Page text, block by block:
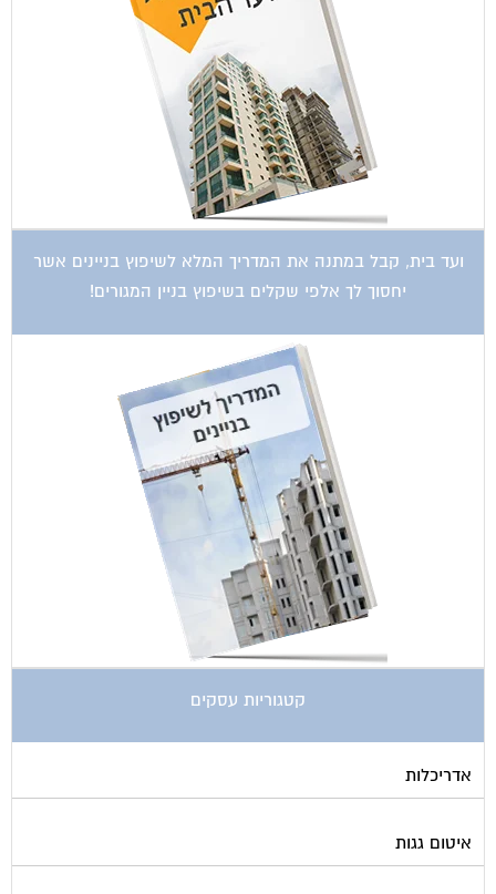
ועד בית, קבל במתנה את המדריך המלא לשיפוץ בניינים אשר
יחסוך לך אלפי שקלים בשיפוץ בניין המגורים!
קטגוריות עסקים
אדריכלות
איטום גגות